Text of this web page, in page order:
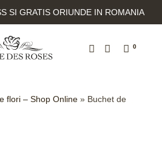
SI GRATIS ORIUNDE IN ROMANIA
0
flori – Shop Online » Buchet de